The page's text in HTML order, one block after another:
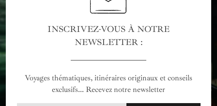
INSCRIVEZ-VOUS À NOTRE
NEWSLETTER :
Voyages thématiques, itinéraires originaux et conseils
exclusifs... Recevez notre newsletter